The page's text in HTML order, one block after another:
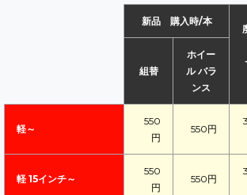
新品 購入時/本
組替
ホイー
ル バラ
ンス
軽～
550
円
550円
軽 15インチ～
550
円
550円